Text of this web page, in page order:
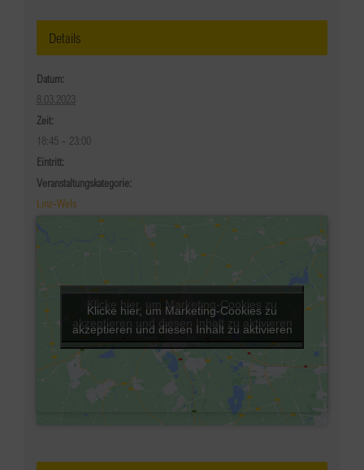
Details
Datum:
8.03.2023
Zeit:
18:45 - 23:00
Eintritt:
Veranstaltungskategorie:
Linz-Wels
Klicke hier, um Marketing-Cookies zu
akzeptieren und diesen Inhalt zu aktivieren
Klicke hier, um Marketing-Cookies zu
akzeptieren und diesen Inhalt zu aktivieren